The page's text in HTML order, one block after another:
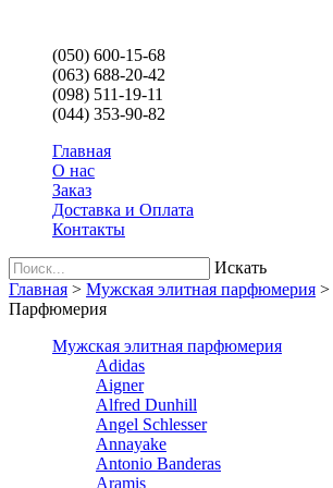
(050) 600-15-68
(063) 688-20-42
(098) 511-19-11
(044) 353-90-82
Главная
О нас
Заказ
Доставка и Оплата
Контакты
Искать
Главная > Мужская элитная парфюмерия >
Парфюмерия
Мужская элитная парфюмерия
Adidas
Aigner
Alfred Dunhill
Angel Schlesser
Annayake
Antonio Banderas
Aramis